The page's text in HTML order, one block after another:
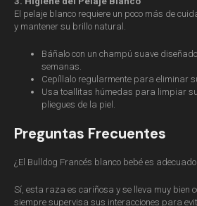
El pelaje blanco requiere un poco más de
y mantener su brillo natural.
Báñalo con un champú suave
semanas.
Cepíllalo regularmente para eliminar
Usa toallitas húmedas para limpiar
pliegues de la piel.
Preguntas Frecuentes
¿El Bulldog Francés blanco bebé es
Sí, esta raza es cariñosa y se lleva muy bien
siempre supervisa sus interacciones para